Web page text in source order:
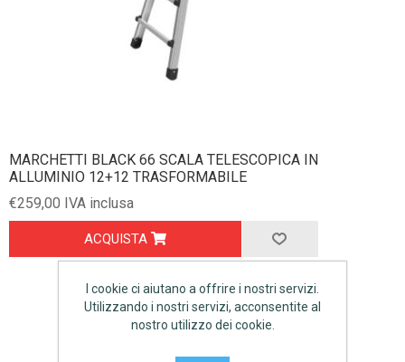
MARCHETTI BLACK 66 SCALA TELESCOPICA IN
ALLUMINIO 12+12 TRASFORMABILE
€259,00 IVA inclusa
ACQUISTA
I cookie ci aiutano a offrire i nostri servizi.
Utilizzando i nostri servizi, acconsentite al
nostro utilizzo dei cookie.